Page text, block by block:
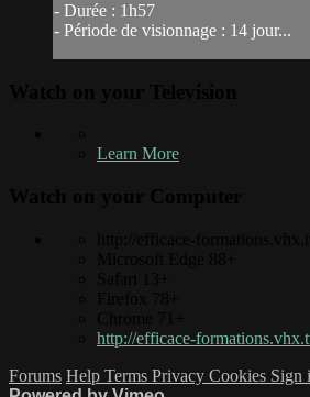
- Durée : 1h57
- Période de visionnage : 14 jour...
Learn More
http://efficace-
Forums Help Terms Privacy Cookies Sign